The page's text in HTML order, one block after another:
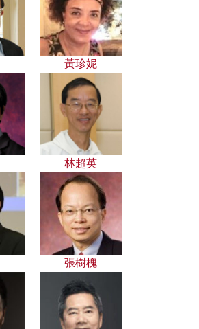
黃珍妮
林超英
張樹槐